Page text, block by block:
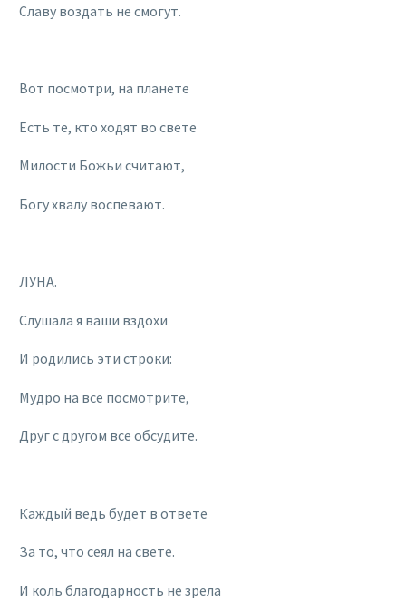
Славу воздать не смогут.
Вот посмотри, на планете
Есть те, кто ходят во свете
Милости Божьи считают,
Богу хвалу воспевают.
ЛУНА.
Слушала я ваши вздохи
И родились эти строки:
Мудро на все посмотрите,
Друг с другом все обсудите.
Каждый ведь будет в ответе
За то, что сеял на свете.
И коль благодарность не зрела